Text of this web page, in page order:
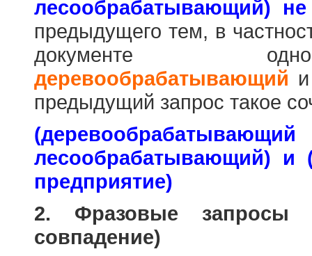
лесообрабатывающий) не
предыдущего тем, в
документе
деревообрабатывающий
предыдущий запрос такое
лесообрабатывающий) и
предприятие)
2. Фразовые запросы
совпадение)